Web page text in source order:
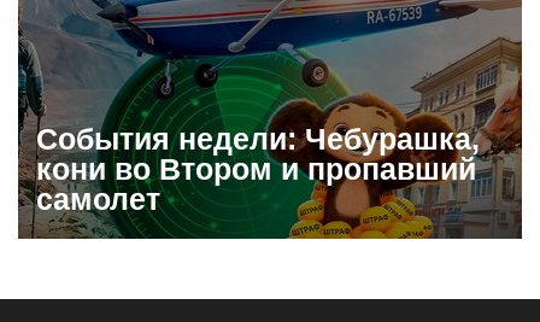
События недели: Чебурашка,
кони во Втором и пропавший
самолет